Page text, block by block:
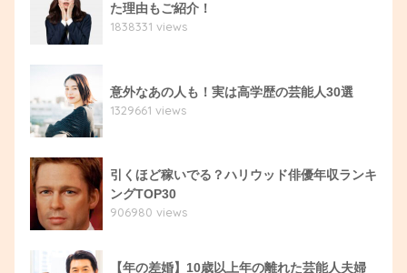
た理由もご紹介！
1838331 views
意外なあの人も！実は高学歴の芸能人30選
1329661 views
引くほど稼いでる？ハリウッド俳優年収ランキ
ングTOP30
906980 views
【年の差婚】10歳以上年の離れた芸能人夫婦